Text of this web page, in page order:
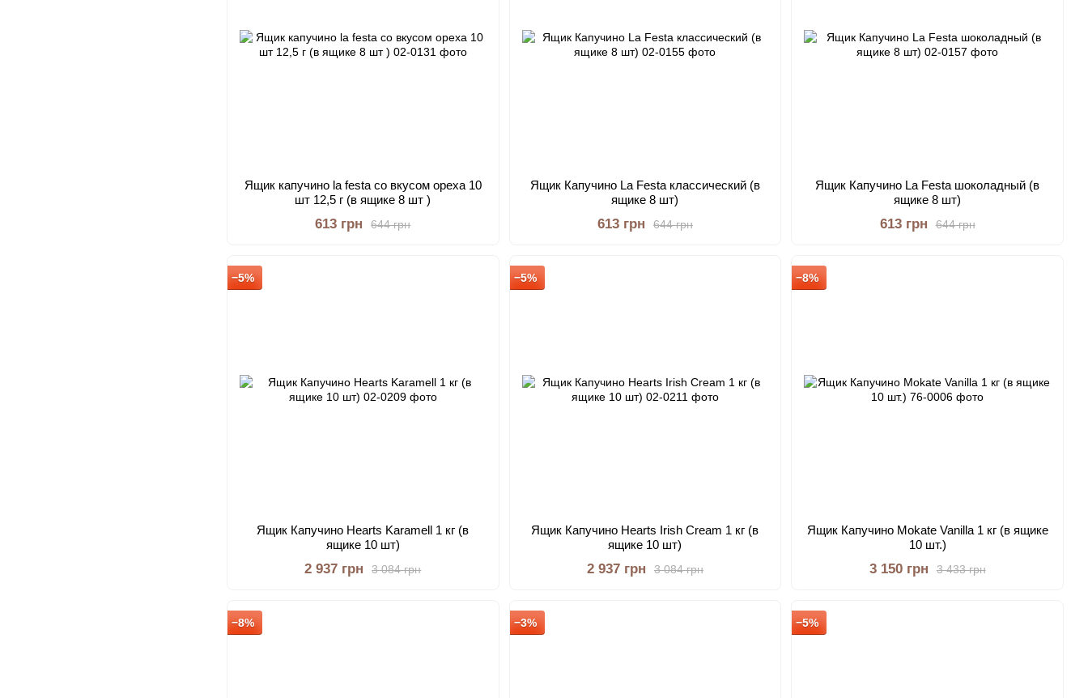
Ящик капучино la festa со вкусом ореха 10
шт 12,5 г (в ящике 8 шт )
644 грн
613 грн
Ящик Капучино La Festa классический (в
ящике 8 шт)
644 грн
613 грн
Ящик Капучино La Festa шоколадный (в
ящике 8 шт)
644 грн
613 грн
−5%
Ящик Капучино Hearts Karamell 1 кг (в
ящике 10 шт)
3 084 грн
2 937 грн
−5%
Ящик Капучино Hearts Irish Cream 1 кг (в
ящике 10 шт)
3 084 грн
2 937 грн
−8%
Ящик Капучино Mokate Vanilla 1 кг (в ящике
10 шт.)
3 433 грн
3 150 грн
−8% −3% −5%